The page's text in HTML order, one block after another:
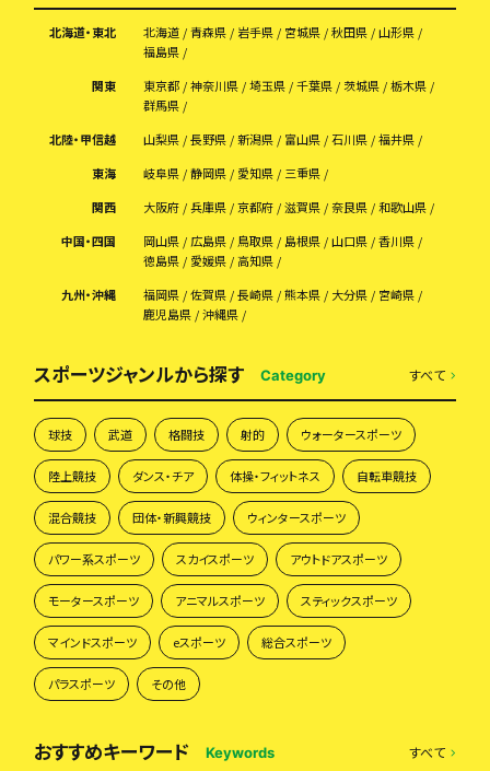
北海道・東北 北海道 青森県 岩手県 宮城県 秋田県
山形県
福島県
関東
東京都 神奈川県 埼玉県 千葉県 茨城県
栃木県
群馬県
北陸・甲信越
山梨県 長野県 新潟県 富山県 石川県
福井県
東海
岐阜県 静岡県 愛知県
三重県
関西
大阪府 兵庫県 京都府 滋賀県 奈良県
和歌山県
中国・四国
岡山県 広島県 鳥取県 島根県 山口県
香川県
徳島県
愛媛県
高知県
九州・沖縄
福岡県 佐賀県 長崎県 熊本県 大分県
宮崎県
鹿児島県
沖縄県
スポーツジャンルから探す Category すべて
球技 武道 格闘技 射的 ウォータースポーツ
陸上競技 ダンス・チア 体操・フィットネス 自転車競技
混合競技 団体・新興競技 ウィンタースポーツ
パワー系スポーツ スカイスポーツ アウトドアスポーツ
モータースポーツ アニマルスポーツ スティックスポーツ
マインドスポーツ eスポーツ 総合スポーツ
パラスポーツ その他
おすすめキーワード Keywords すべて